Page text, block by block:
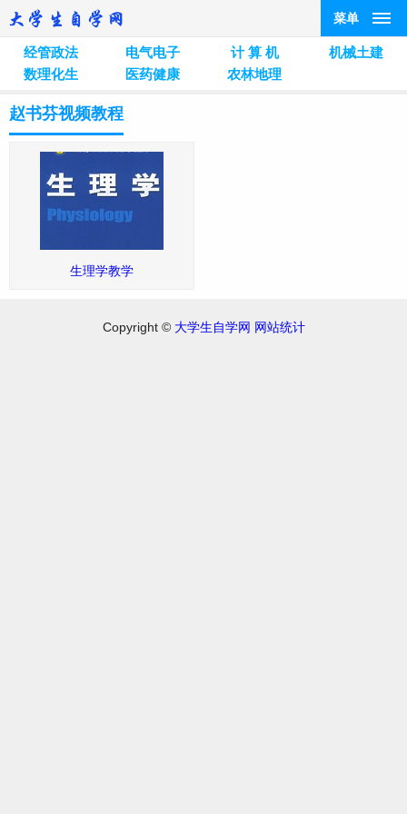
菜单
经管政法 电气电子 计 算 机
机械土建
数理化生
医药健康 农林地理
赵书芬视频教程
生理学教学
Copyright © 大学生自学网 网站统计